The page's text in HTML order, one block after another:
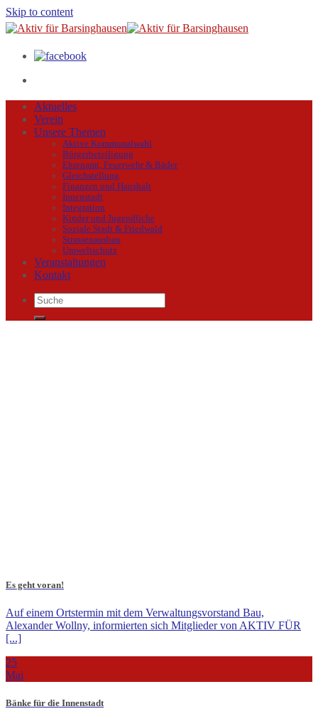
Skip to content
Aktuelles
Verein
Unsere Themen
Aktive Kommunalwahl
Bürgerbeteiligung
Ehrenamt, Feuerwehr & Bäder
Gleichstellung
Finanzen und Haushalt
Innenstadt
Integration
Kinder und Jugendliche
Soziale Stadt & Friedwald
Strassenausbau
Umweltschutz
Veranstaltungen
Kontakt
Es geht voran!
Auf einem Ortstermin mit dem Verwaltungsvorstand Bau,
Alexander Wollny, informierten sich Mitglieder von AKTIV FÜR
[...]
25
Mai
Bänke für die Innenstadt